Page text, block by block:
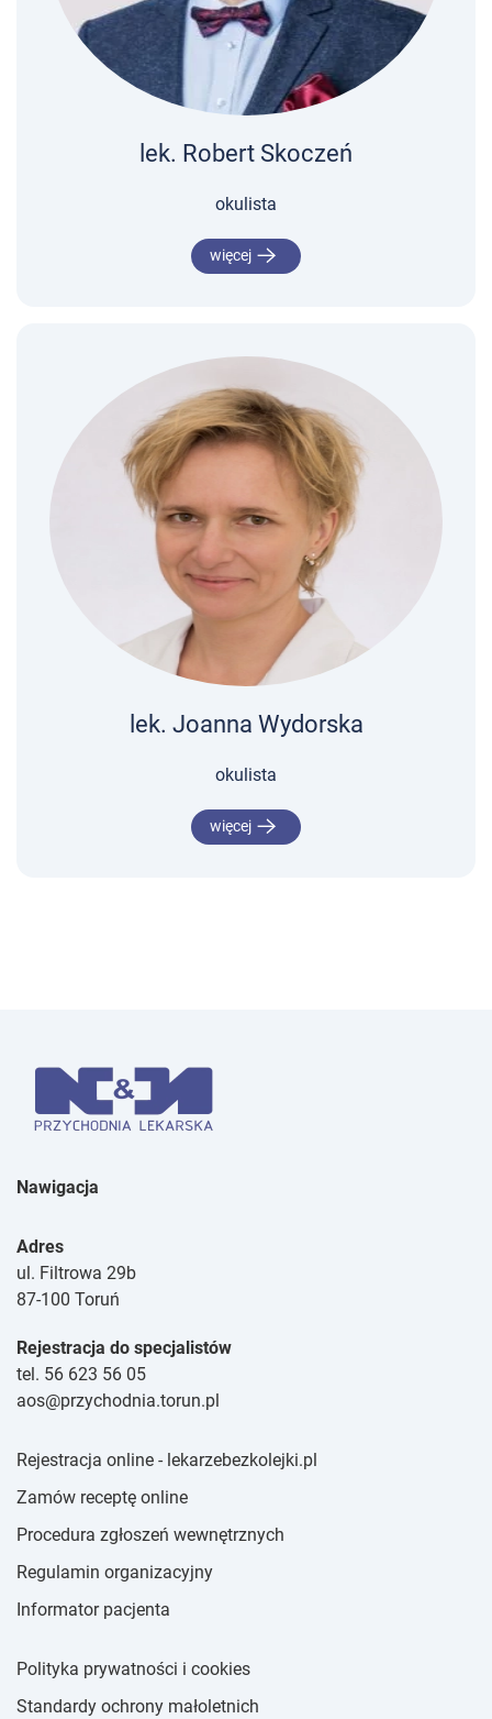
lek. Robert Skoczeń
okulista
więcej
lek. Joanna Wydorska
okulista
więcej
Nawigacja
Adres
ul. Filtrowa 29b
87-100 Toruń
Rejestracja do specjalistów
tel. 56 623 56 05
aos@przychodnia.torun.pl
Rejestracja online - lekarzebezkolejki.pl
Zamów receptę online
Procedura zgłoszeń wewnętrznych
Regulamin organizacyjny
Informator pacjenta
Polityka prywatności i cookies
Standardy ochrony małoletnich